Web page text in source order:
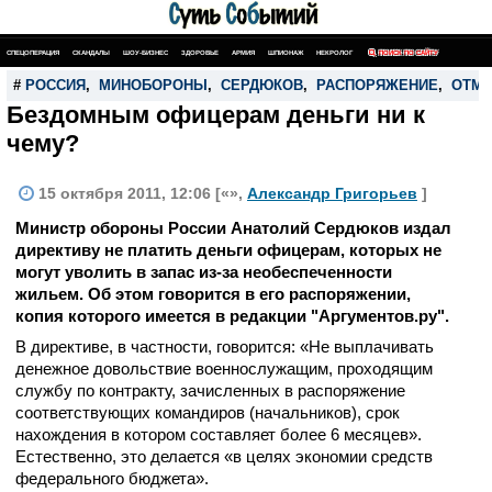
СПЕЦОПЕРАЦИЯ СКАНДАЛЫ ШОУ-БИЗНЕС ЗДОРОВЬЕ АРМИЯ ШПИОНАЖ НЕКРОЛОГ ПОИСК ПО САЙТУ
# РОССИЯ , МИНОБОРОНЫ , СЕРДЮКОВ, РАСПОРЯЖЕНИЕ,
Бездомным офицерам деньги ни к
чему?
15 октября 2011, 12:06 [«», Александр Григорьев ]
Министр обороны России Анатолий Сердюков издал
директиву не платить деньги офицерам, которых не
могут уволить в запас из-за необеспеченности
жильем. Об этом говорится в его распоряжении,
копия которого имеется в редакции "Аргументов.ру".
В директиве, в частности, говорится: «Не выплачивать
денежное довольствие военнослужащим, проходящим
службу по контракту, зачисленных в распоряжение
соответствующих командиров (начальников), срок
нахождения в котором составляет более 6 месяцев».
Естественно, это делается «в целях экономии средств
федерального бюджета».